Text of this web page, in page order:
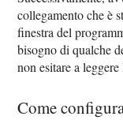
collegamento che è
finestra del
bisogno di qualche
non esitare a
Come